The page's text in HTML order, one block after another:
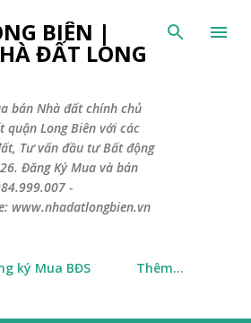
đến nội dung chính
BIÊN |
ĐẤT LONG
bán Nhà đất chính chủ
quận Long Biên với các
Tư vấn đầu tư Bất động
Đăng Ký Mua và bán
-
www.nhadatlongbien.vn
ký Mua BĐS Thêm…